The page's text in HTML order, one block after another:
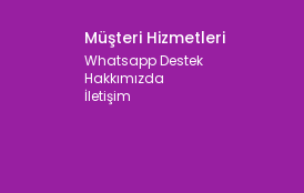
Müşteri Hizmetleri
Whatsapp Destek
Hakkımızda
İletişim